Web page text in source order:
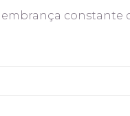
constante